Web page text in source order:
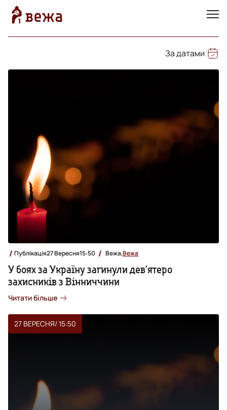
За датами
Публікація27 Вересня15:50 Вежа,Вежа
У боях за Україну загинули дев’ятеро
захисників з Вінниччини
Читати більше
27 ВЕРЕСНЯ/ 15:50